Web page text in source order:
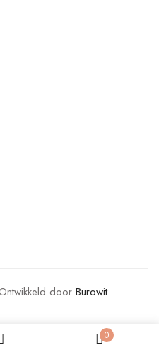
0
door Burowit